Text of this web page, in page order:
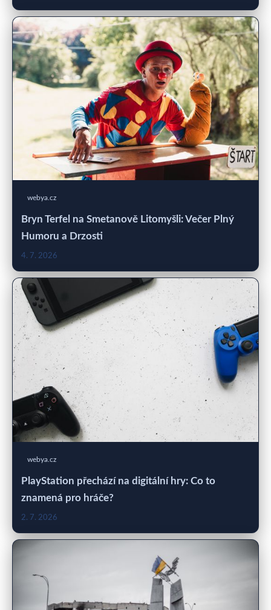
webya.cz
Bryn Terfel na Smetanově Litomyšli: Večer Plný
Humoru a Drzosti
4. 7. 2026
webya.cz
PlayStation přechází na digitální hry: Co to
znamená pro hráče?
2. 7. 2026